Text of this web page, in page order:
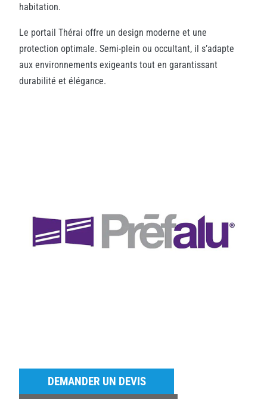
habitation.
Le portail Thérai offre un design moderne et une
protection optimale. Semi-plein ou occultant, il s’adapte
aux environnements exigeants tout en garantissant
durabilité et élégance.
DEMANDER UN DEVIS